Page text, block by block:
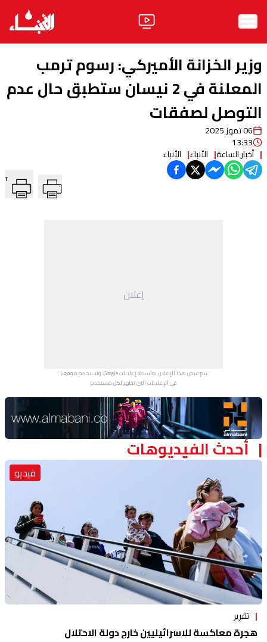
الأخبار
آراء
فيديو
مواقف
وليد جنبلاط
وزير الخزانة الأميركي: رسوم ترمب
المعلنة في 2 نيسان ستطبق حال عدم
التوصل لصفقات
06 تموز 2025
13:33
أخبار الساعة الأنباء الأنباء
T
إعلان
يتم عرض هذا الإعلان بواسطة إعلانات Google، ولا يتحكم موقعنا
في الإعلانات التي تظهر لكل مستخدم.
Advertisement Section
أحدث الفيديوهات
فيديو
تقرير
هجرة معاكسة للاسرائيليين خارج دولة الاحتلال